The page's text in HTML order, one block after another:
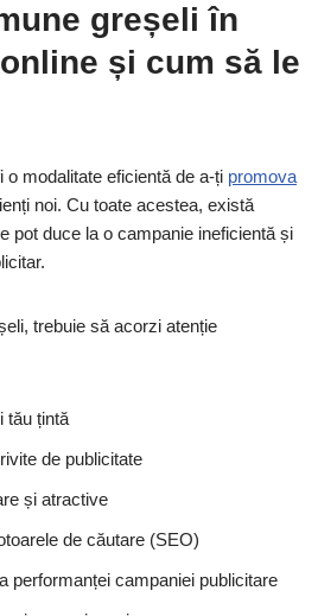
greșeli în
și cum să le
o modalitate eficientă de a-ți promova
noi. Cu toate acestea, există
pot duce la o campanie ineficientă și
trebuie să acorzi atenție
tău țintă
de publicitate
și atractive
de căutare (SEO)
performanței campaniei publicitare